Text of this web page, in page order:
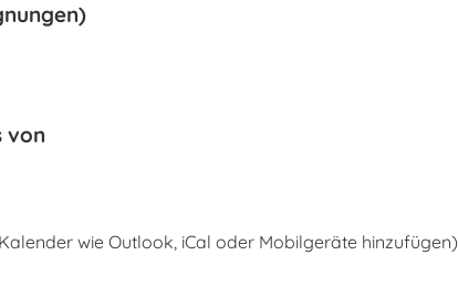
von
wie Outlook, iCal oder Mobilgeräte hinzufügen)